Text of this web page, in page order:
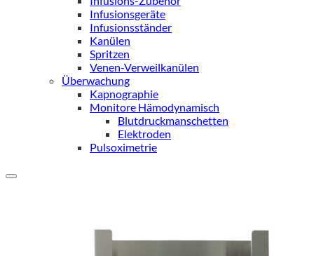
Infusionsgeräte
Infusionsständer
Kanülen
Spritzen
Venen-Verweilkanülen
Überwachung
Kapnographie
Monitore Hämodynamisch
Blutdruckmanschetten
Elektroden
Pulsoximetrie